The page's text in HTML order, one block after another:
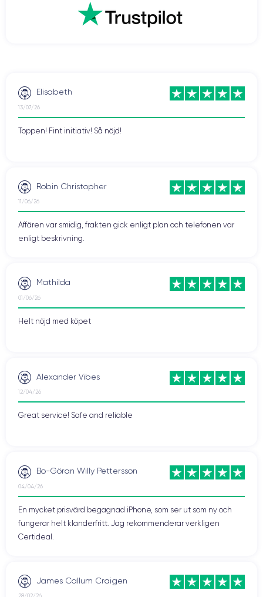
Elisabeth
13/07/26
Toppen! Fint initiativ! Så nöjd!
Robin Christopher
11/06/26
Affären var smidig, frakten gick enligt plan och telefonen var
enligt beskrivning.
Mathilda
01/06/26
Helt nöjd med köpet
Alexander Vibes
12/04/26
Great service! Safe and reliable
Bo-Göran Willy Pettersson
04/04/26
En mycket prisvärd begagnad iPhone, som ser ut som ny och
fungerar helt klanderfritt. Jag rekommenderar verkligen
Certideal.
James Callum Craigen
28/02/26